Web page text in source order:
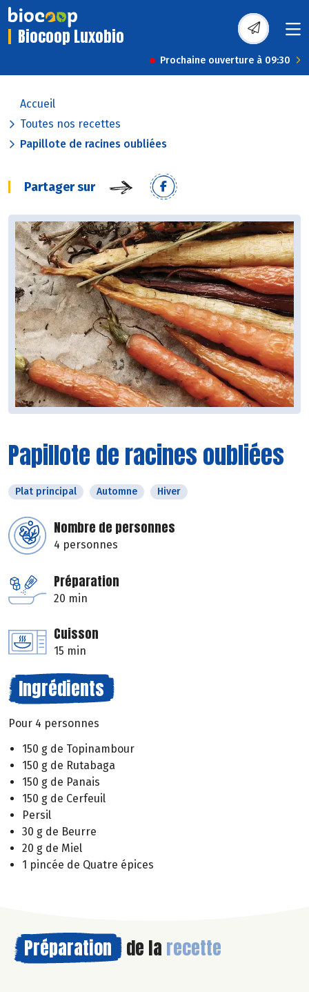
Biocoop Luxobio
Prochaine ouverture à 09:30
Accueil
Toutes nos recettes
Papillote de racines oubliées
Partager sur
Papillote de racines oubliées
Plat principal Automne Hiver
Nombre de personnes
4 personnes
Préparation
20 min
Cuisson
15 min
Ingrédients
Pour 4 personnes
150 g de Topinambour
150 g de Rutabaga
150 g de Panais
150 g de Cerfeuil
Persil
30 g de Beurre
20 g de Miel
1 pincée de Quatre épices
Préparation de la recette